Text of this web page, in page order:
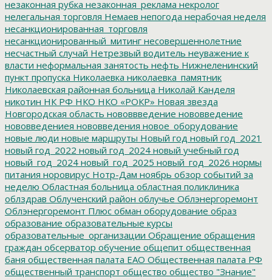
незаконная рубка незаконная_реклама некролог
нелегальная торговля Немаев непогода нерабочая неделя
несанкционированная_торговля
несанкционированный_митинг несовершеннолетние
несчастный случай Нетрезвый водитель неуважение к
власти неформальная занятость нефть Нижнеленинский
пункт пропуска Николаевка николаевка_памятник
Николаевская районная больница Николай Канделя
никотин НК РФ НКО НКО «РОКР» Новая звезда
Новгородская область нововвведение нововведение
нововведениея нововведения новое_оборудование
новые люди новые маршруты Новый год новый год_2021
новый год_2022 новый год_2024 новый учебный год
новый_год_2024 новый_год_2025 новый_год_2026 нормы
питания норовирус Нотр-Дам ноябрь обзор событий за
неделю Областная больница областная поликлиника
облздрав Облученский район облучье Облэнергоремонт
Облэнергоремонт Плюс обман оборудование образ
образование образовательные курсы
образовательные_организации Обращение обращения
граждан обсерватор обучение общепит общественная
баня общественная палата ЕАО Общественная палата РФ
общественный транспорт общество общество "Знание"